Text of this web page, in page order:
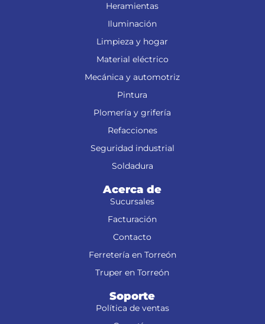
Heramientas
Iluminación
Limpieza y hogar
Material eléctrico
Mecánica y automotriz
Pintura
Plomería y grifería
Refacciones
Seguridad industrial
Soldadura
Acerca de
Sucursales
Facturación
Contacto
Ferretería en Torreón
Truper en Torreón
Soporte
Política de ventas